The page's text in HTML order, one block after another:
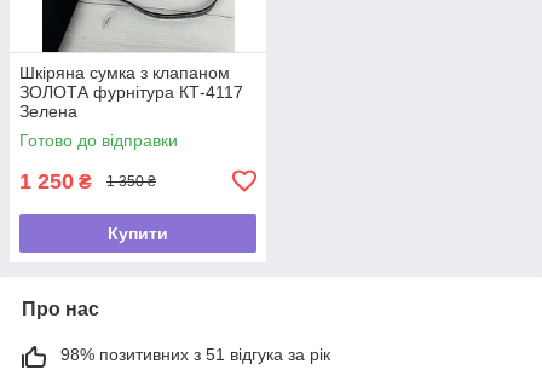
Шкіряна сумка з клапаном
ЗОЛОТА фурнітура КТ-4117
Зелена
Готово до відправки
1 250 ₴ 1 350 ₴
Купити
Про нас
98% позитивних з 51 відгука за рік